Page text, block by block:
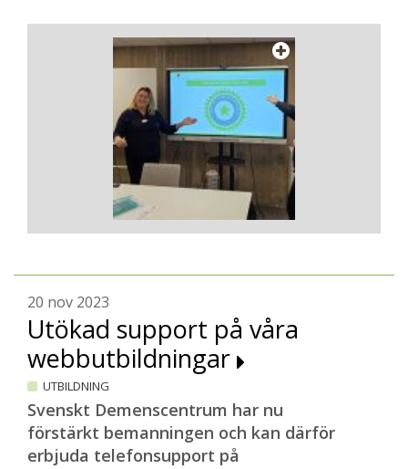
20 nov 2023
Utökad support på våra
webbutbildningar
UTBILDNING
Svenskt Demenscentrum har nu
förstärkt bemanningen och kan därför
erbjuda telefonsupport på